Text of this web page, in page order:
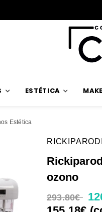
ESTÉTICA
Estética
RICKIPARODI
ozono
293.80€